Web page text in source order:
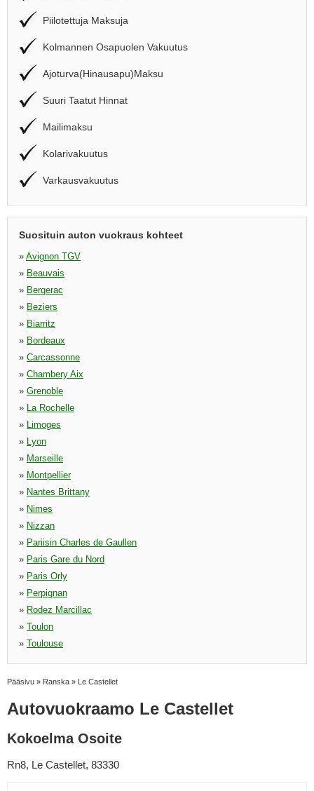
Piilotettuja Maksuja
Kolmannen Osapuolen Vakuutus
Ajoturva(Hinausapu)Maksu
Suuri Taatut Hinnat
Mailimaksu
Kolarivakuutus
Varkausvakuutus
Suosituin auton vuokraus kohteet
» Avignon TGV
» Beauvais
» Bergerac
» Beziers
» Biarritz
» Bordeaux
» Carcassonne
» Chambery Aix
» Grenoble
» La Rochelle
» Limoges
» Lyon
» Marseille
» Montpellier
» Nantes Brittany
» Nimes
» Nizzan
» Pariisin Charles de Gaullen
» Paris Gare du Nord
» Paris Orly
» Perpignan
» Rodez Marcillac
» Toulon
» Toulouse
Pääsivu » Ranska » Le Castellet
Autovuokraamo Le Castellet
Kokoelma Osoite
Rn8, Le Castellet, 83330